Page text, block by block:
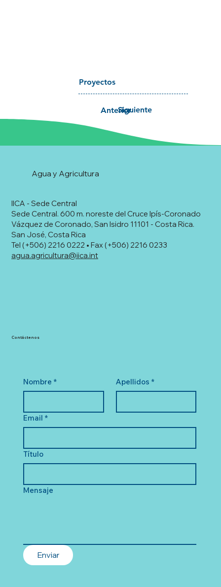
Siguiente
Anterior
Proyectos
IICA - Sede Central
Sede Central. 600 m. noreste del Cruce Ipís-Coronado
Vázquez de Coronado, San Isidro 11101 - Costa Rica.
San José, Costa Rica
Tel (+506) 2216 0222 • Fax (+506) 2216 0233
agua.agricultura@iica.int
Agua y Agricultura
Nombre * Apellidos *
Email *
Título
Mensaje
Enviar
Contáctenos